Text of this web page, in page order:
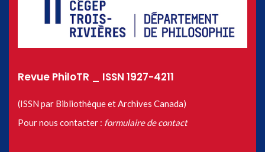
Revue PhiloTR _ ISSN 1927-4211
(ISSN par Bibliothèque et Archives Canada)
Pour nous contacter : formulaire de contact